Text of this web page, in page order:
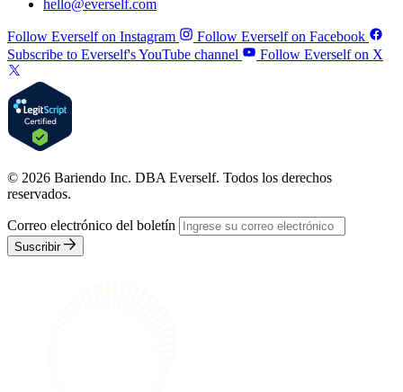
hello@everself.com
Follow Everself on Instagram
Follow Everself on Facebook
Subscribe to Everself's YouTube channel
Follow Everself on X
© 2026 Bariendo Inc. DBA Everself. Todos los derechos
reservados.
Correo electrónico del boletín
Suscribir